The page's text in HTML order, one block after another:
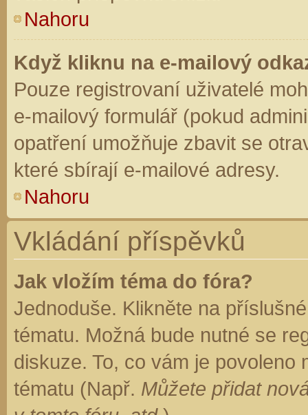
Nahoru
Když kliknu na e-mailový
Pouze registrovaní uživatelé
e-mailový formulář (pokud
opatření umožňuje zbavit se
které sbírají e-mailové adresy.
Nahoru
Vkládání příspěvků
Jak vložím téma do fóra?
Jednoduše. Klikněte na
tématu. Možná bude nutné se
diskuze. To, co vám je
tématu (Např. Můžete přidat